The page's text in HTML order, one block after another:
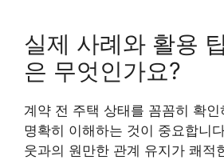
실제 사례와 활용
은 무엇인가요?
계약 전 주택 상태를 꼼꼼히 확
명확히 이해하는 것이 중요합니
웃과의 원만한 관계 유지가 쾌적